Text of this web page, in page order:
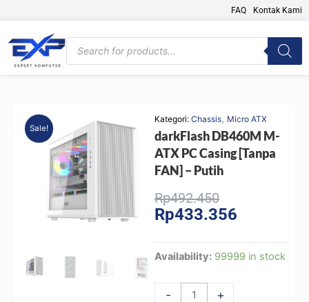
content
FAQ Kontak Kami
Products
search
Sale!
Kategori: Chassis, Micro ATX
darkFlash DB460M M-
ATX PC Casing [Tanpa
FAN] – Putih
Rp492.450Original
price
Rp433.356
Availability: 99999 in stock
-
darkFlash
+